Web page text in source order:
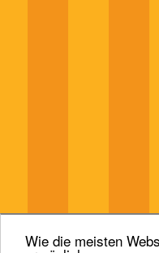
Wie die meisten